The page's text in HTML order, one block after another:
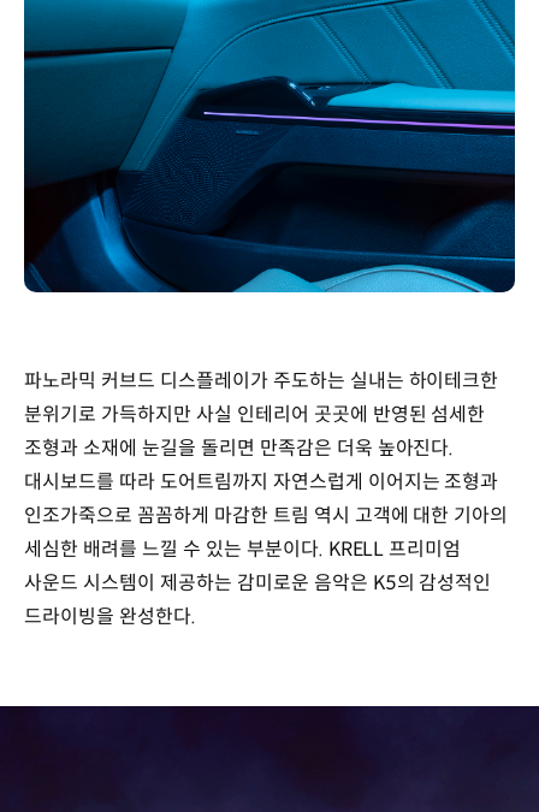
파노라믹 커브드 디스플레이가 주도하는 실내는 하이테크한
분위기로 가득하지만 사실 인테리어 곳곳에 반영된 섬세한
조형과 소재에 눈길을 돌리면 만족감은 더욱 높아진다.
대시보드를 따라 도어트림까지 자연스럽게 이어지는 조형과
인조가죽으로 꼼꼼하게 마감한 트림 역시 고객에 대한 기아의
세심한 배려를 느낄 수 있는 부분이다. KRELL 프리미엄
사운드 시스템이 제공하는 감미로운 음악은 K5의 감성적인
드라이빙을 완성한다.